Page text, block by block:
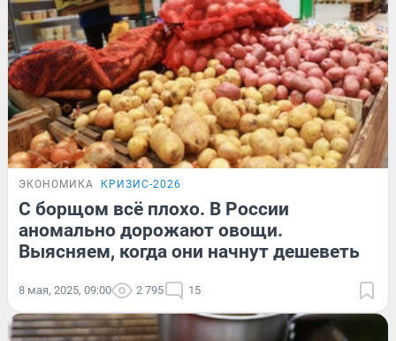
ЭКОНОМИКА КРИЗИС-2026
С борщом всё плохо. В России
аномально дорожают овощи.
Выясняем, когда они начнут дешеветь
8 мая, 2025, 09:00 2 795 15